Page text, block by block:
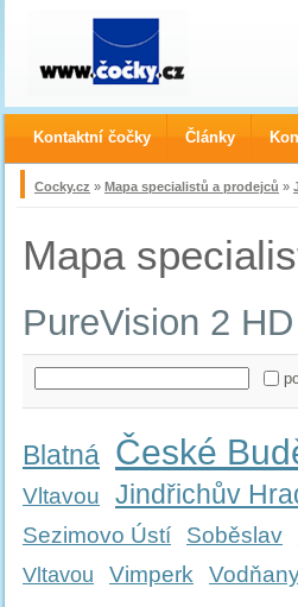
Cocky.cz » Mapa specialistů a prodejců »
Mapa
PureVision 2
Blatná České
Vltavou Jindřichův
Sezimovo Ústí
Soběslav
Vltavou Vimperk
Kontaktní čočky Články